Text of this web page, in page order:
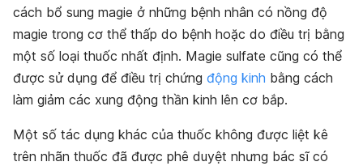
cách bổ sung magie ở những bệnh nhân có nồng độ
magie trong cơ thể thấp do bệnh hoặc do điều trị bằng
một số loại thuốc nhất định. Magie sulfate cũng có thể
được sử dụng để điều trị chứng động kinh bằng cách
làm giảm các xung động thần kinh lên cơ bắp.
Một số tác dụng khác của thuốc không được liệt kê
trên nhãn thuốc đã được phê duyệt nhưng bác sĩ có